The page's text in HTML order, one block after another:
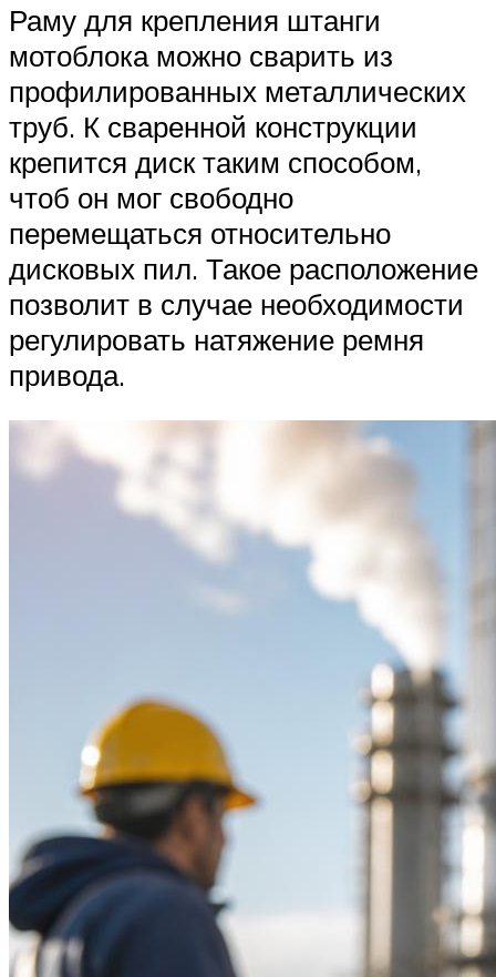
Раму для крепления штанги
мотоблока можно сварить из
профилированных металлических
труб. К сваренной конструкции
крепится диск таким способом,
чтоб он мог свободно
перемещаться относительно
дисковых пил. Такое расположение
позволит в случае необходимости
регулировать натяжение ремня
привода.